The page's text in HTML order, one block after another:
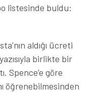
listesinde buldu:
aldığı ücreti
birlikte bir
Spence’e göre
öğrenebilmesinden